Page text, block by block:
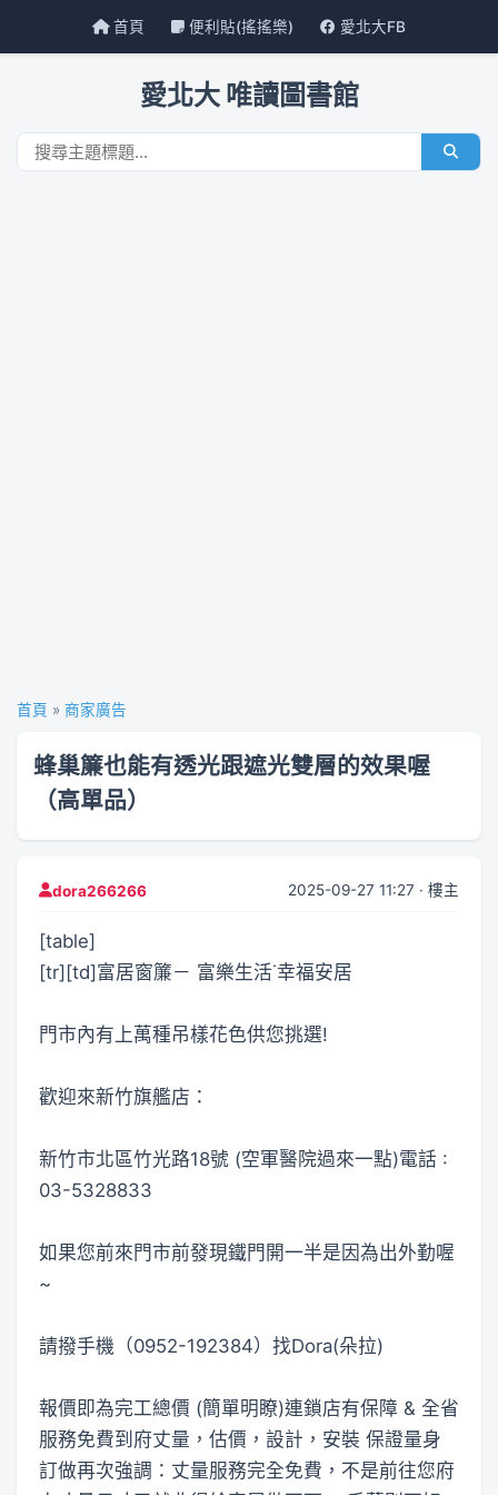
首頁 便利貼(搖搖樂) 愛北大FB
愛北大 唯讀圖書館
首頁 » 商家廣告
蜂巢簾也能有透光跟遮光雙層的效果喔
（高單品）
dora266266 2025-09-27 11:27 · 樓主
[table]
[tr][td]富居窗簾－ 富樂生活˙幸福安居
門市內有上萬種吊樣花色供您挑選!
歡迎來新竹旗艦店：
新竹市北區竹光路18號 (空軍醫院過來一點)電話 :
03-5328833
如果您前來門市前發現鐵門開一半是因為出外勤喔
~
請撥手機（0952-192384）找Dora(朵拉)
報價即為完工總價 (簡單明瞭)連鎖店有保障 & 全省
服務免費到府丈量，估價，設計，安裝 保證量身
訂做再次強調：丈量服務完全免費，不是前往您府